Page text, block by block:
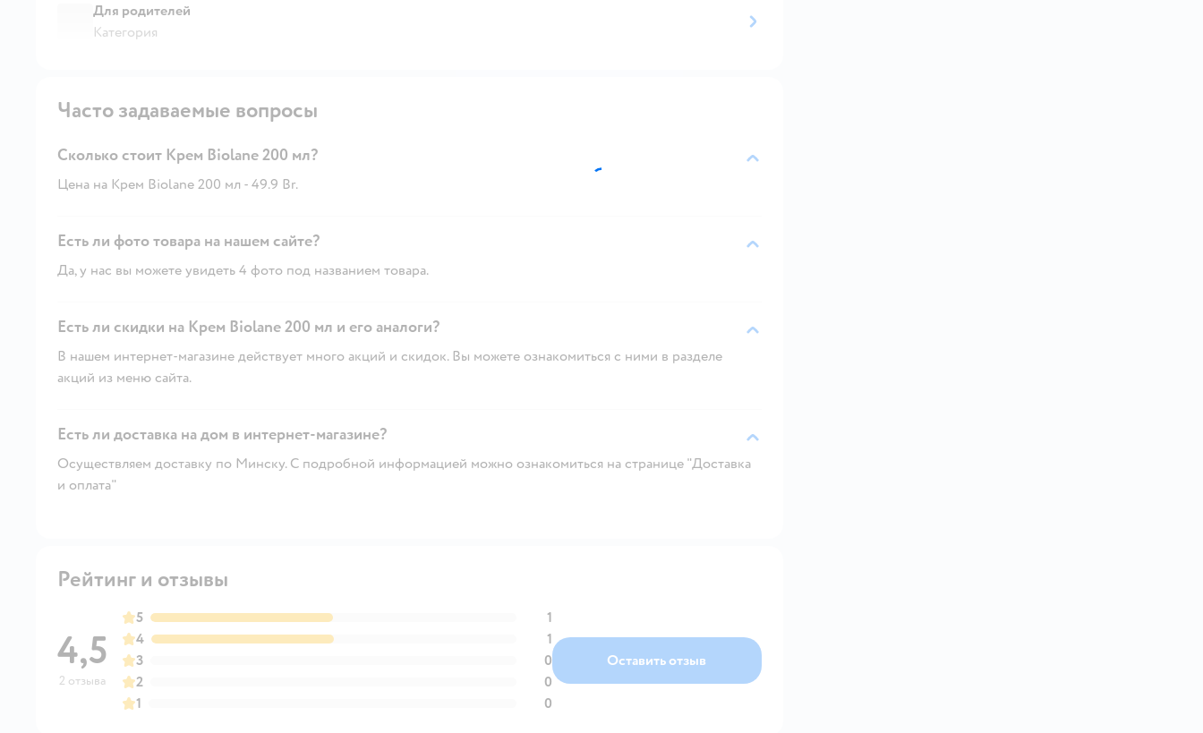
Для родителей
Категория
Часто задаваемые вопросы
Сколько стоит Крем Biolane 200 мл?
Цена на Крем Biolane 200 мл - 49.9 Br.
Есть ли фото товара на нашем сайте?
Да, у нас вы можете увидеть 4 фото под названием товара.
Есть ли скидки на Крем Biolane 200 мл и его аналоги?
В нашем интернет-магазине действует много акций и скидок. Вы можете ознакомиться с ними в разделе
акций из меню сайта.
Есть ли доставка на дом в интернет-магазине?
Осуществляем доставку по Минску. С подробной информацией можно ознакомиться на странице "Доставка
и оплата"
Рейтинг и отзывы
4,5
2 отзыва
5
1
4
1
3
0
2
0
1
0
Оставить отзыв